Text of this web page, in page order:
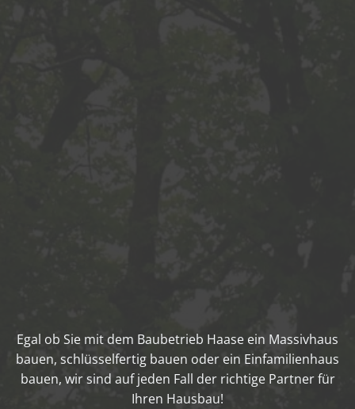
Egal ob Sie mit dem Baubetrieb Haase ein Massivhaus
bauen, schlüsselfertig bauen oder ein Einfamilienhaus
bauen, wir sind auf jeden Fall der richtige Partner für
Ihren Hausbau!